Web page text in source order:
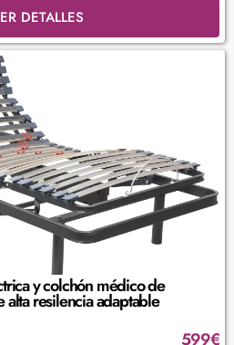
DETALLES
y colchón médico de
alta resilencia adaptable
599€